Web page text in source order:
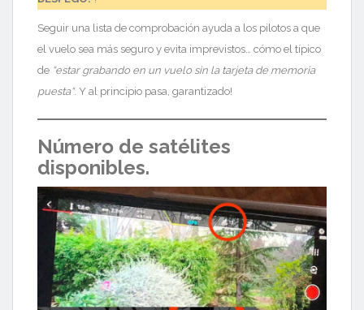
Seguir una lista de comprobación ayuda a los pilotos a que
el vuelo sea más seguro y evita imprevistos… cómo el típico
de “estar grabando en un vuelo sin la tarjeta de memoria
puesta“. Y al principio pasa, garantizado!
Número de satélites
disponibles.